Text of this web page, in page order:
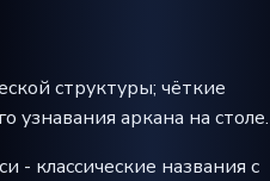
структуры; чёткие
узнавания аркана на столе.
- классические названия с